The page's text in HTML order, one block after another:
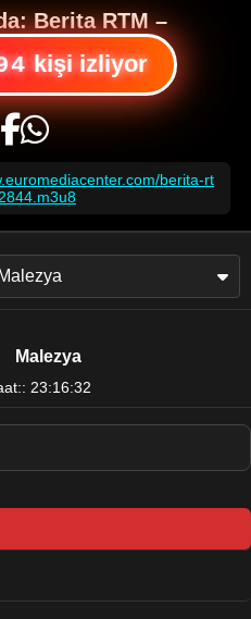
Berita RTM–
kişi izliyor
berita-rt
Malezya
Malezya
23:16:32